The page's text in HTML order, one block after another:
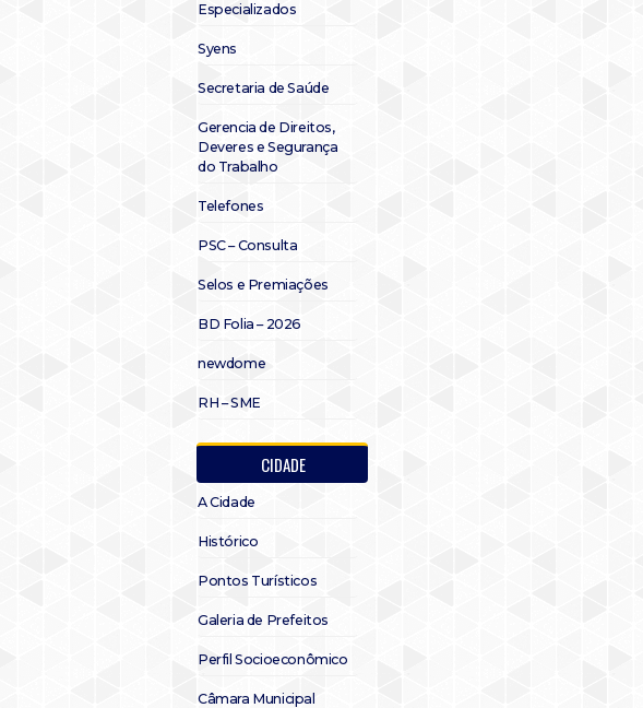
Especializados
Syens
Secretaria de Saúde
Gerencia de Direitos,
Deveres e Segurança
do Trabalho
Telefones
PSC – Consulta
Selos e Premiações
BD Folia – 2026
newdome
RH – SME
CIDADE
A Cidade
Histórico
Pontos Turísticos
Galeria de Prefeitos
Perfil Socioeconômico
Câmara Municipal